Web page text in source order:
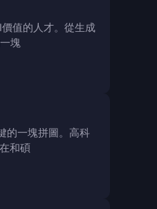
值的人才。從生成
塊
的一塊拼圖。高科
和碩